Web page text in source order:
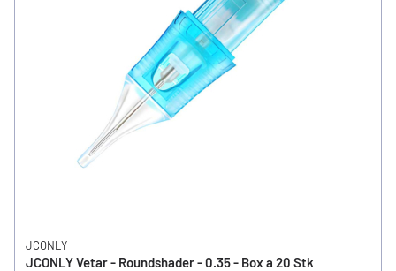
JCONLY
JCONLY Vetar - Roundshader - 0.35 - Box a 20 Stk